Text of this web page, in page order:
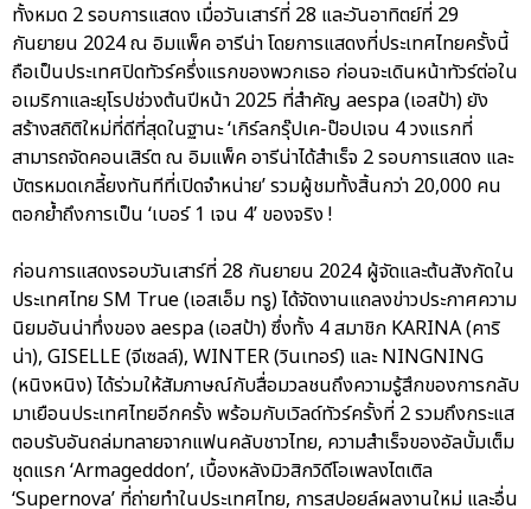
ทั้งหมด 2 รอบการแสดง เมื่อวันเสาร์ที่ 28 และวันอาทิตย์ที่ 29
กันยายน 2024 ณ อิมแพ็ค อารีน่า โดยการแสดงที่ประเทศไทยครั้งนี้
ถือเป็นประเทศปิดทัวร์ครึ่งแรกของพวกเธอ ก่อนจะเดินหน้าทัวร์ต่อใน
อเมริกาและยุโรปช่วงต้นปีหน้า 2025 ที่สำคัญ aespa (เอสป้า) ยัง
สร้างสถิติใหม่ที่ดีที่สุดในฐานะ ‘เกิร์ลกรุ๊ปเค-ป๊อปเจน 4 วงแรกที่
สามารถจัดคอนเสิร์ต ณ อิมแพ็ค อารีน่าได้สำเร็จ 2 รอบการแสดง และ
บัตรหมดเกลี้ยงทันทีที่เปิดจำหน่าย’ รวมผู้ชมทั้งสิ้นกว่า 20,000 คน
ตอกย้ำถึงการเป็น ‘เบอร์ 1 เจน 4’ ของจริง !
ก่อนการแสดงรอบวันเสาร์ที่ 28 กันยายน 2024 ผู้จัดและต้นสังกัดใน
ประเทศไทย SM True (เอสเอ็ม ทรู) ได้จัดงานแถลงข่าวประกาศความ
นิยมอันน่าทึ่งของ aespa (เอสป้า) ซึ่งทั้ง 4 สมาชิก KARINA (คาริ
น่า), GISELLE (จีเซลล์), WINTER (วินเทอร์) และ NINGNING
(หนิงหนิง) ได้ร่วมให้สัมภาษณ์กับสื่อมวลชนถึงความรู้สึกของการกลับ
มาเยือนประเทศไทยอีกครั้ง พร้อมกับเวิลด์ทัวร์ครั้งที่ 2 รวมถึงกระแส
ตอบรับอันถล่มทลายจากแฟนคลับชาวไทย, ความสำเร็จของอัลบั้มเต็ม
ชุดแรก ‘Armageddon’, เบื้องหลังมิวสิกวิดีโอเพลงไตเติล
‘Supernova’ ที่ถ่ายทำในประเทศไทย, การสปอยล์ผลงานใหม่ และอื่น